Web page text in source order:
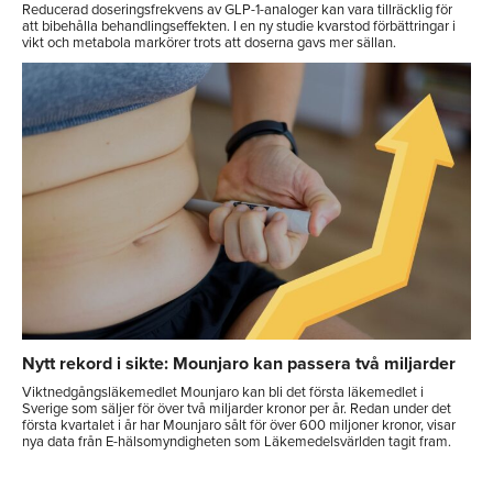
Reducerad doseringsfrekvens av GLP-1-analoger kan vara tillräcklig för
att bibehålla behandlingseffekten. I en ny studie kvarstod förbättringar i
vikt och metabola markörer trots att doserna gavs mer sällan.
Nytt rekord i sikte: Mounjaro kan passera två miljarder
Viktnedgångsläkemedlet Mounjaro kan bli det första läkemedlet i
Sverige som säljer för över två miljarder kronor per år. Redan under det
första kvartalet i år har Mounjaro sålt för över 600 miljoner kronor, visar
nya data från E-hälsomyndigheten som Läkemedelsvärlden tagit fram.